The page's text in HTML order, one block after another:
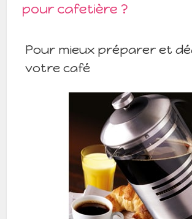
pour cafetière ?
Pour mieux préparer et
votre café